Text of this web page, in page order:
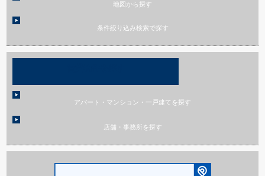
地図から探す
条件絞り込み検索で探す
アパート・マンション・一戸建てを探す
店舗・事務所を探す